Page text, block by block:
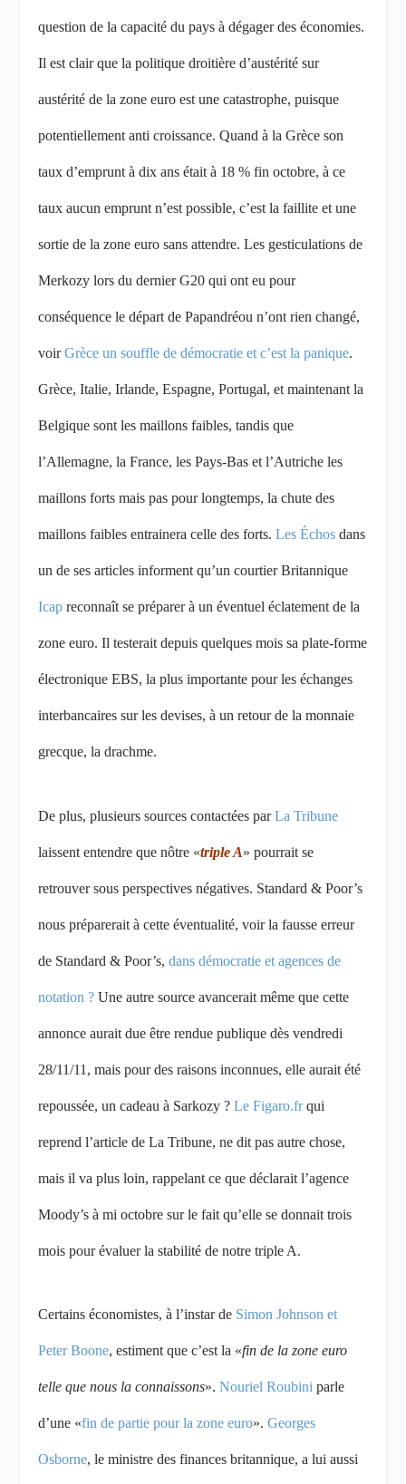
question de la capacité du pays à dégager des économies.
Il est clair que la politique droitière d’austérité sur
austérité de la zone euro est une catastrophe, puisque
potentiellement anti croissance. Quand à la Grèce son
taux d’emprunt à dix ans était à 18 % fin octobre, à ce
taux aucun emprunt n’est possible, c’est la faillite et une
sortie de la zone euro sans attendre. Les gesticulations de
Merkozy lors du dernier G20 qui ont eu pour
conséquence le départ de Papandréou n’ont rien changé,
voirGrèce un souffle de démocratie et c’est la panique.
Grèce, Italie, Irlande, Espagne, Portugal, et maintenant la
Belgique sont les maillons faibles, tandis que
l’Allemagne, la France, les Pays-Bas et l’Autriche les
maillons forts mais pas pour longtemps, la chute des
maillons faibles entrainera celle des forts.Les Échos dans
un de ses articles informent qu’un courtier Britannique
Icapreconnaît se préparer à un éventuel éclatement de la
zone euro. Il testerait depuis quelques mois sa plate-forme
électronique EBS, la plus importante pour les échanges
interbancaires sur les devises, à un retour de la monnaie
grecque, la drachme.
De plus, plusieurs sources contactées parLa Tribune
laissent entendre que nôtre «triple A» pourrait se
retrouver sous perspectives négatives. Standard & Poor’s
nous préparerait à cette éventualité, voir la fausse erreur
de Standard & Poor’s,dans démocratie et agences de
notation ? Une autre source avancerait même que cette
annonce aurait due être rendue publique dès vendredi
28/11/11, mais pour des raisons inconnues, elle aurait été
repoussée, un cadeau à Sarkozy ?Le Figaro.frqui
reprend l’article de La Tribune, ne dit pas autre chose,
mais il va plus loin, rappelant ce que déclarait l’agence
Moody’s à mi octobre sur le fait qu’elle se donnait trois
mois pour évaluer la stabilité de notre triple A.
Certains économistes, à l’instar de Simon Johnson et
Peter Boone, estiment que c’est la «fin de la zone euro
telle que nous la connaissons».Nouriel Roubini parle
d’une «fin de partie pour la zone euro».Georges
Osborne, le ministre des finances britannique, a lui aussi